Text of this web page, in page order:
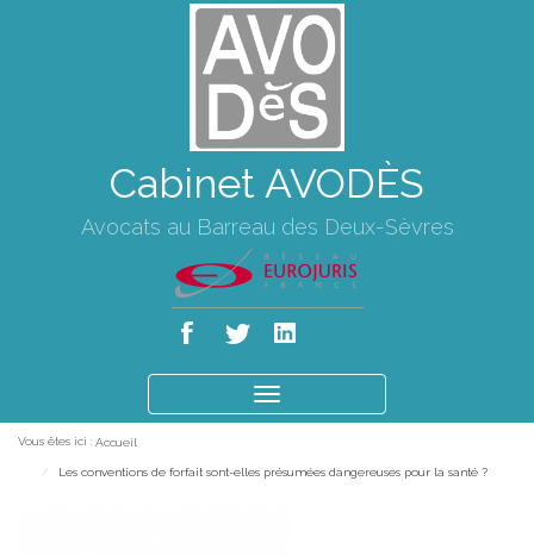
Cabinet AVODÈS
Avocats au Barreau des Deux-Sèvres
le
Vous êtes ici : Accueil
Les conventions de forfait sont-elles présumées dangereuses pour la santé ?